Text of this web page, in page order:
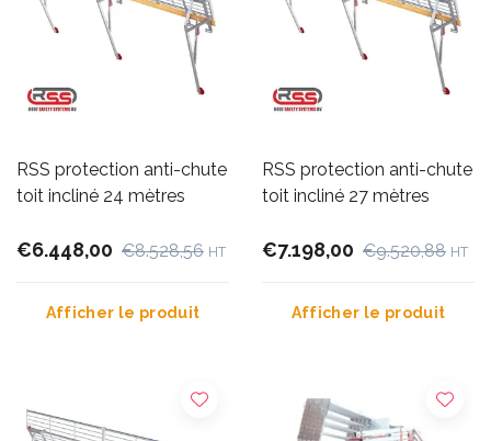
RSS protection anti-chute
toit incliné 24 mètres
€6.448,00 €8.528,56 HT
Afficher le produit
RSS protection anti-chute
toit incliné 27 mètres
€7.198,00 €9.520,88 HT
Afficher le produit